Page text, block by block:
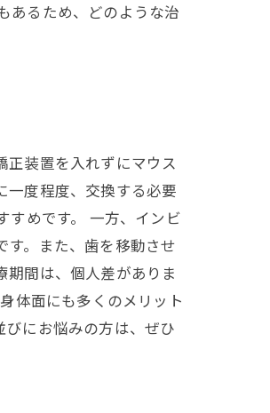
あるため、どのような治
正装置を入れずにマウス
一度程度、交換する必要
すめです。 一方、インビ
す。また、歯を移動させ
期間は、個人差がありま
体面にも多くのメリット
にお悩みの方は、ぜひ